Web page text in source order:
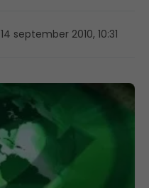
14 september 2010, 10:31